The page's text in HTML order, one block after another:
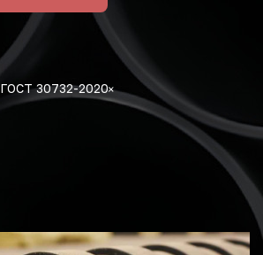
ГОСТ 30732-2020